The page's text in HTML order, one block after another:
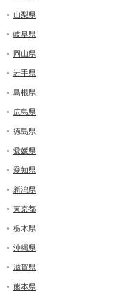
山梨県
岐阜県
岡山県
岩手県
島根県
広島県
徳島県
愛媛県
愛知県
新潟県
東京都
栃木県
沖縄県
滋賀県
熊本県